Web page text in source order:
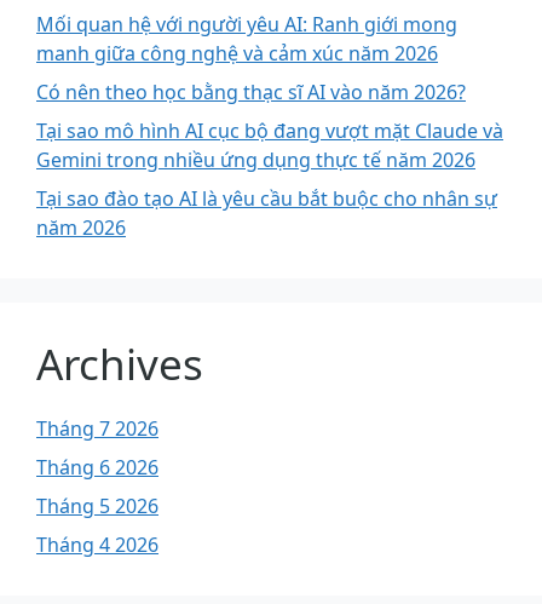
Mối quan hệ với người yêu AI: Ranh giới mong
manh giữa công nghệ và cảm xúc năm 2026
Có nên theo học bằng thạc sĩ AI vào năm 2026?
Tại sao mô hình AI cục bộ đang vượt mặt Claude và
Gemini trong nhiều ứng dụng thực tế năm 2026
Tại sao đào tạo AI là yêu cầu bắt buộc cho nhân sự
năm 2026
Archives
Tháng 7 2026
Tháng 6 2026
Tháng 5 2026
Tháng 4 2026